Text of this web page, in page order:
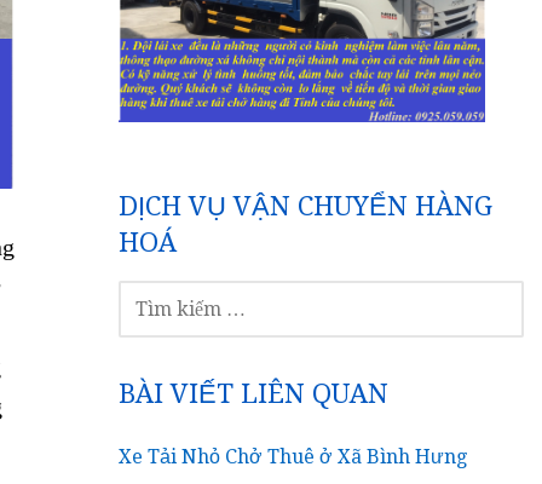
DỊCH VỤ VẬN CHUYỂN HÀNG
HOÁ
KIẾM
BÀI VIẾT LIÊN QUAN
Xe Tải Nhỏ Chở Thuê ở Xã Bình Hưng